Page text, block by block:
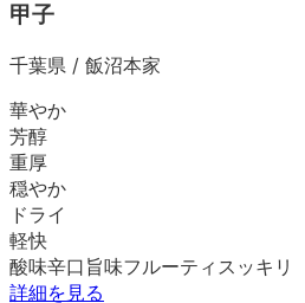
甲子
千葉県 / 飯沼本家
華やか
芳醇
重厚
穏やか
ドライ
軽快
酸味辛口 旨味フルーティ スッキリ
詳細を見る